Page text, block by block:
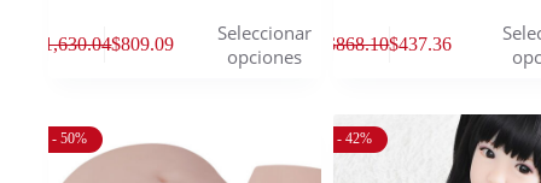
1,630.04$809.09
Seleccionar
opciones
$868.10$437.36
- 50% - 42%